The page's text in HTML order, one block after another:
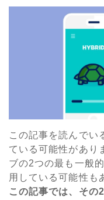
この記事を読んでい
ている可能性があり
ブの2つの最も一般
用している可能性も
この記事では、その